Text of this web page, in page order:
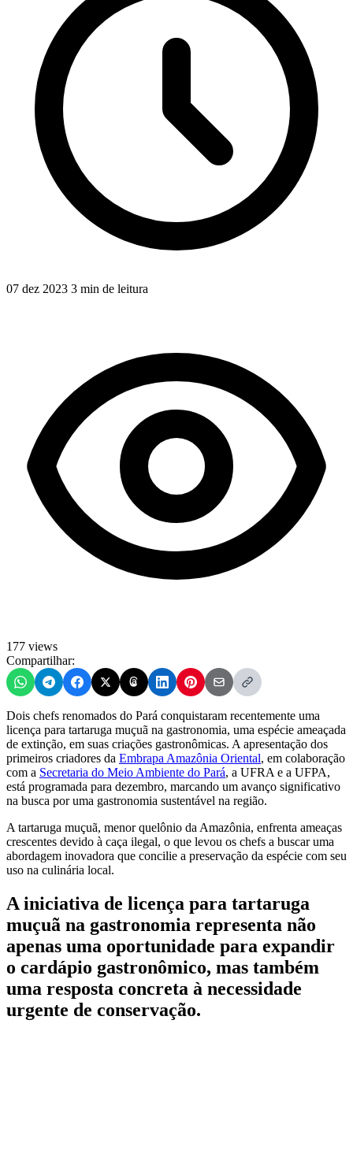
07 dez 2023 3 min de leitura
177 views
Compartilhar:
Dois chefs renomados do Pará conquistaram recentemente uma
licença para tartaruga muçuã na gastronomia, uma espécie ameaçada
de extinção, em suas criações gastronômicas. A apresentação dos
primeiros criadores da Embrapa Amazônia Oriental, em colaboração
com a Secretaria do Meio Ambiente do Pará, a UFRA e a UFPA,
está programada para dezembro, marcando um avanço significativo
na busca por uma gastronomia sustentável na região.
A tartaruga muçuã, menor quelônio da Amazônia, enfrenta ameaças
crescentes devido à caça ilegal, o que levou os chefs a buscar uma
abordagem inovadora que concilie a preservação da espécie com seu
uso na culinária local.
A iniciativa de licença para tartaruga
muçuã na gastronomia representa não
apenas uma oportunidade para expandir
o cardápio gastronômico, mas também
uma resposta concreta à necessidade
urgente de conservação.